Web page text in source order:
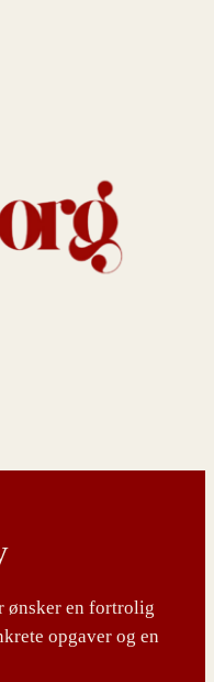
ønsker en fortrolig
opgaver og en